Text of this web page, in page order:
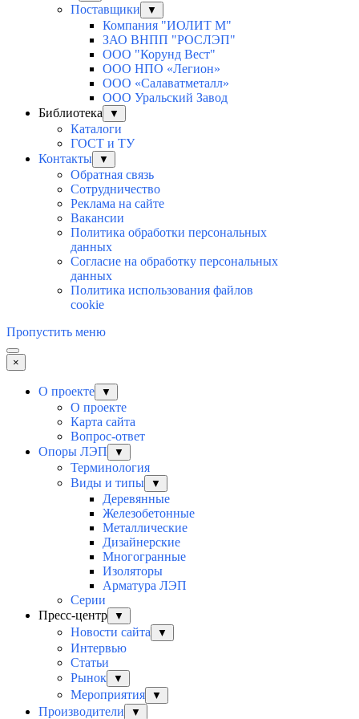
Поставщики ▼
Компания "ИОЛИТ М"
ЗАО ВНПП "РОСЛЭП"
ООО "Корунд Вест"
ООО НПО «Легион»
ООО «Салаватметалл»
ООО Уральский Завод
Библиотека
▼
Каталоги
ГОСТ и ТУ
Контакты
▼
Обратная связь
Сотрудничество
Реклама на сайте
Вакансии
Политика обработки персональных
данных
Согласие на обработку персональных
данных
Политика использования файлов
cookie
Пропустить меню
×
О проекте ▼
О проекте
Карта сайта
Вопрос-ответ
Опоры ЛЭП
▼
Терминология
Виды и типы
▼
Деревянные
Железобетонные
Металлические
Дизайнерские
Многогранные
Изоляторы
Арматура ЛЭП
Серии
Пресс-центр
▼
Новости сайта ▼
Интервью
Статьи
Рынок
▼
Мероприятия ▼
Производители ▼